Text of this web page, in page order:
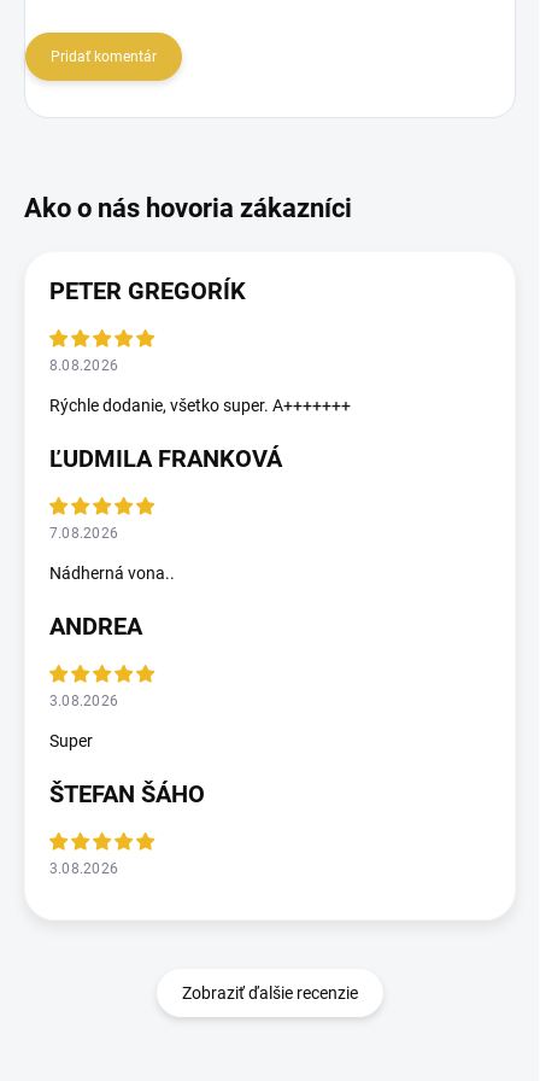
Pridať komentár
PETER GREGORÍK
8.08.2026
Rýchle dodanie, všetko super. A+++++++
ĽUDMILA FRANKOVÁ
7.08.2026
Nádherná vona..
ANDREA
3.08.2026
Super
ŠTEFAN ŠÁHO
3.08.2026
Zobraziť ďalšie recenzie